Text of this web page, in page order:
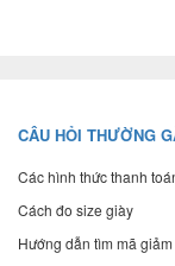
CÂU HỎI THƯỜNG
Các hình thức thanh
Cách đo size giày
Hướng dẫn tìm mã